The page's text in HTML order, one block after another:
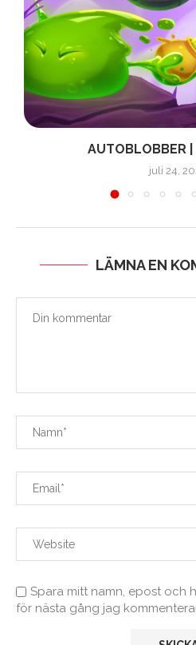
AUTOBLOBBER |
juli 24,
LÄMNA EN
Spara mitt namn, epost och
för nästa gång jag